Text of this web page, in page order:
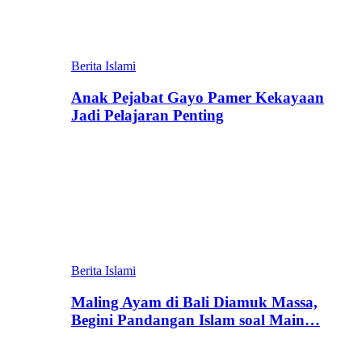
Berita Islami
Anak Pejabat Gayo Pamer Kekayaan
Jadi Pelajaran Penting
Berita Islami
Maling Ayam di Bali Diamuk Massa,
Begini Pandangan Islam soal Main…